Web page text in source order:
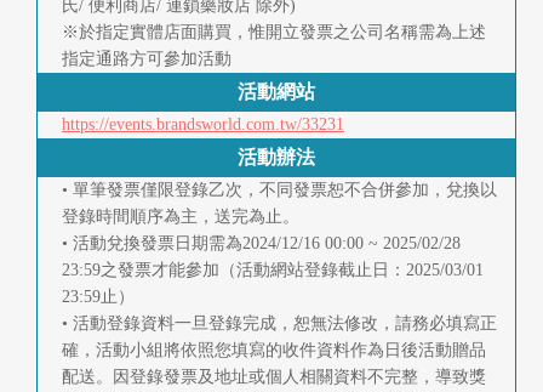
氏/ 便利商店/ 連鎖藥妝店 除外)
※於指定實體店面購買，惟開立發票之公司名稱需為上述
指定通路方可參加活動
活動網站
https://events.brandsworld.com.tw/33231
活動辦法
• 單筆發票僅限登錄乙次，不同發票恕不合併參加，兌換以
登錄時間順序為主，送完為止。
• 活動兌換發票日期需為2024/12/16 00:00 ~ 2025/02/28
23:59之發票才能參加（活動網站登錄截止日：2025/03/01
23:59止）
• 活動登錄資料一旦登錄完成，恕無法修改，請務必填寫正
確，活動小組將依照您填寫的收件資料作為日後活動贈品
配送。因登錄發票及地址或個人相關資料不完整，導致獎